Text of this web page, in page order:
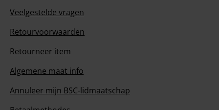
Veelgestelde vragen
Retourvoorwaarden
Retourneer item
Algemene maat info
Annuleer mijn BSC-lidmaatschap